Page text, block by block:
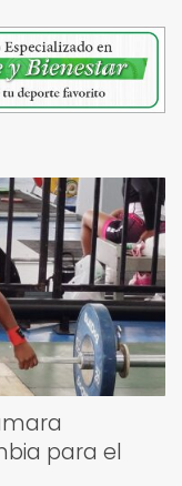
para el